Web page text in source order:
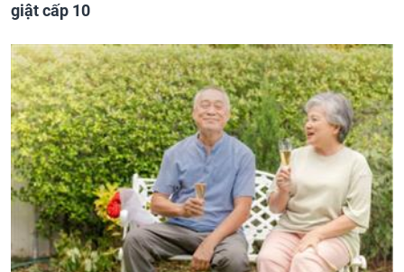
giật cấp 10